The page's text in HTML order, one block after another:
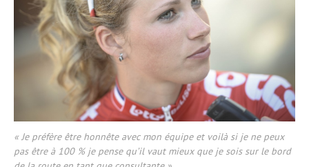
« Je préfère être honnête avec mon équipe et voilà si je ne peux
pas être à 100 % je pense qu’il vaut mieux que je sois sur le bord